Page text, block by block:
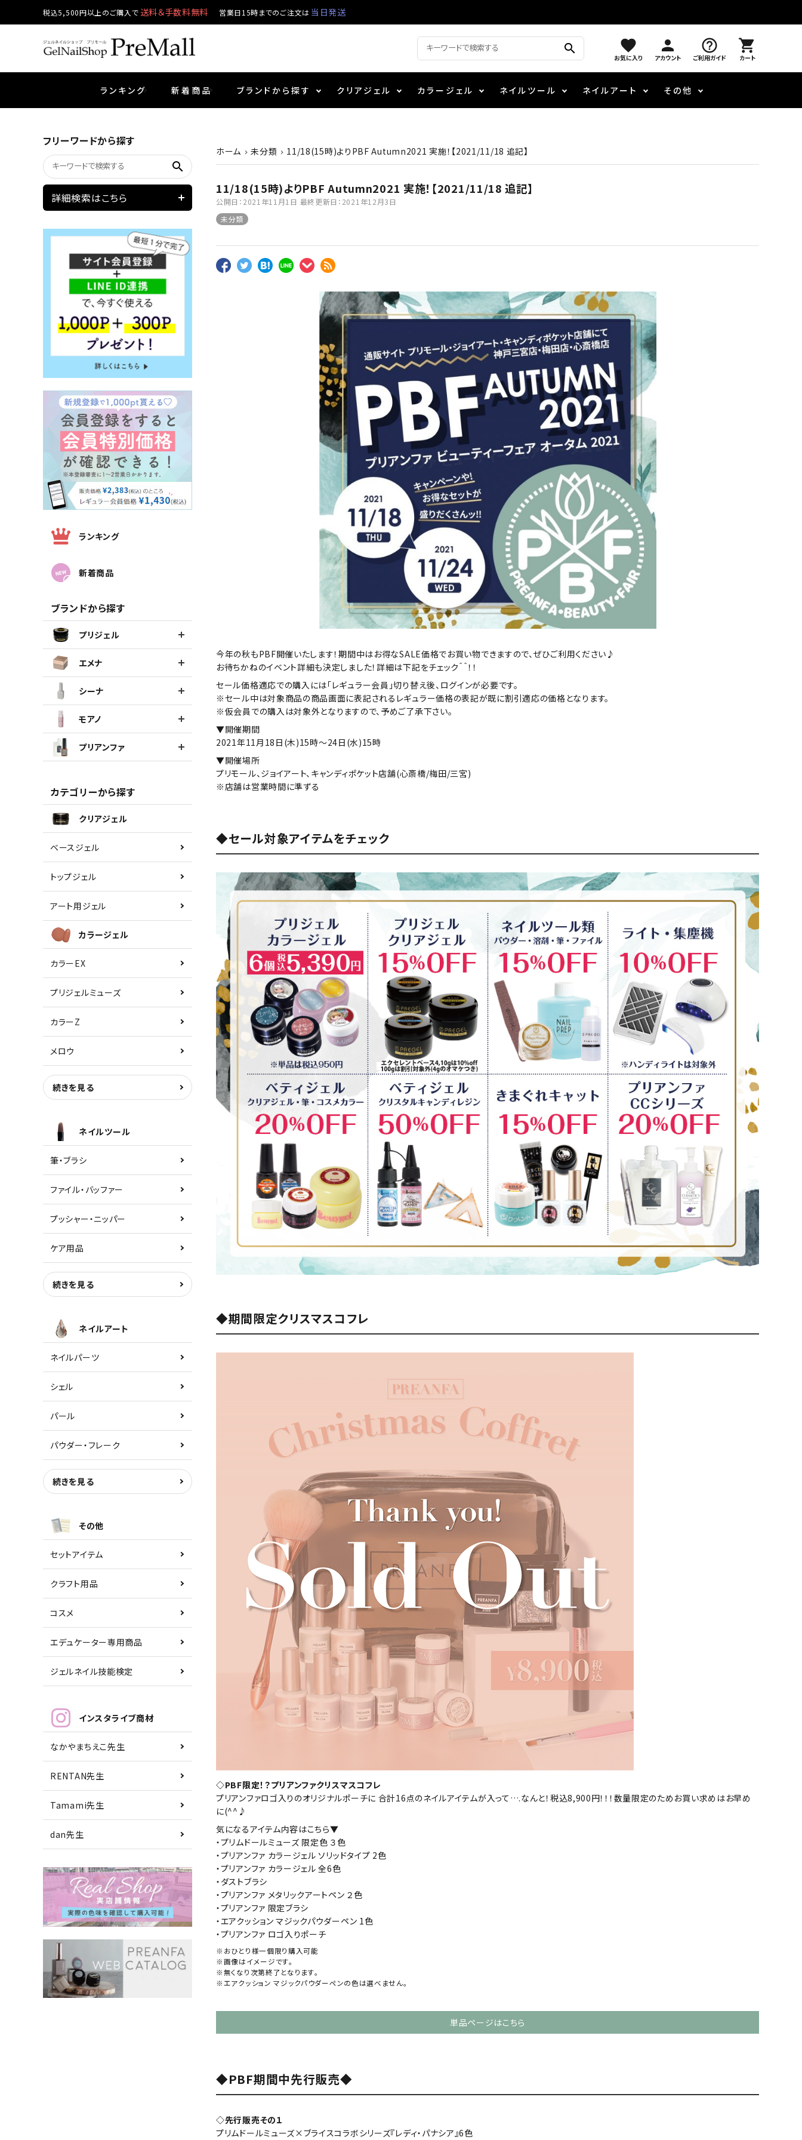
税込5,500円以上のご購入で 送料＆手数料無料 営業日15時までのご注文は 当日発送
search favorite
お気に入り
person
アカウント
help_outline
ご利用ガイド
shopping_cart
カート
ランキング 新着商品 ブランドから探す
プリジェル
ベティジェル
クリアジェル
ベースジェル
カラージェル
カラーEX
ウェービージェル
マグネティジェル マグネティフラッシュジェル
シーナカラージェルポリッシュ コスメカラー その他カラージェル
ネイルツール
筆・ブラシ
ピンセット・シザー・スパチュラ
ネイルマシン 溶剤
ネイルアート
ネイルパーツ
ホイル・フィルム
その他
セットアイテム
ジェルネイル技能検定
ホーム 未分類 11/18(15時)よりPBF Autumn2021 実施！【2021/11/18 追記】
11/18(15時)よりPBF Autumn2021 実施！【2021/11/18 追記】
公開日： 2021年11月1日 最終更新日： 2021年12月3日
未分類
今年の秋もPBF開催いたします！期間中はお得なSALE価格でお買い物できますので、ぜひご利用ください♪
お待ちかねのイベント詳細も決定しました！詳細は下記をチェック＾＾！！
セール価格適応での購入には「レギュラー会員」切り替え後、ログインが必要です。
※セール中は対象商品の商品画面に表記されるレギュラー価格の表記が既に割引適応の価格となります。
※仮会員での購入は対象外となりますので、予めご了承下さい。
▼開催期間
2021年11月18日(木)15時〜24日(水)15時
▼開催場所
プリモール、ジョイアート、キャンディポケット店舗(心斎橋/梅田/三宮)
※店舗は営業時間に準ずる
◆セール対象アイテムをチェック
◆期間限定クリスマスコフレ
◇PBF限定！？プリアンファクリスマスコフレ
プリアンファロゴ入りのオリジナルポーチに 合計16点のネイルアイテムが入って….なんと！税込8,900円！！！数量限定のためお買い求めはお早め
に(^^♪
気になるアイテム内容はこちら▼
・プリムドールミューズ 限定色 ３色
・プリアンファ カラージェル ソリッドタイプ 2色
・プリアンファ カラージェル 全6色
・ダストブラシ
・プリアンファ メタリックアートペン ２色
・プリアンファ 限定ブラシ
・エアクッション マジックパウダーペン 1色
・プリアンファ ロゴ入りポーチ
※おひとり様一個限り購入可能
※画像はイメージです。
※無くなり次第終了となります。
※エアクッション マジックパウダーペンの色は選べません。
単品ページはこちら
◆PBF期間中先行販売◆
◇先行販売その１
プリムドールミューズ×ブライスコラボシリーズ『レディ・パナシア』6色
フリーワードから探す
search
詳細検索はこちら
ランキング
新着商品
ブランドから探す
プリジェル
エメナ
シーナ
モアノ
プリアンファ
カテゴリーから探す
クリアジェル
ベースジェル
トップジェル
アート用ジェル
カラージェル
カラーEX
プリジェルミューズ
カラーZ
メロウ
続きを見る
ネイルツール
筆・ブラシ
ファイル・バッファー
プッシャー・ニッパー
ケア用品
続きを見る
ネイルアート
ネイルパーツ
シェル
パール
パウダー・フレーク
続きを見る
その他
セットアイテム
クラフト用品
コスメ
エデュケーター専用商品
ジェルネイル技能検定
インスタライブ商材
なかやまちえこ先生
RENTAN先生
Tamami先生
dan先生